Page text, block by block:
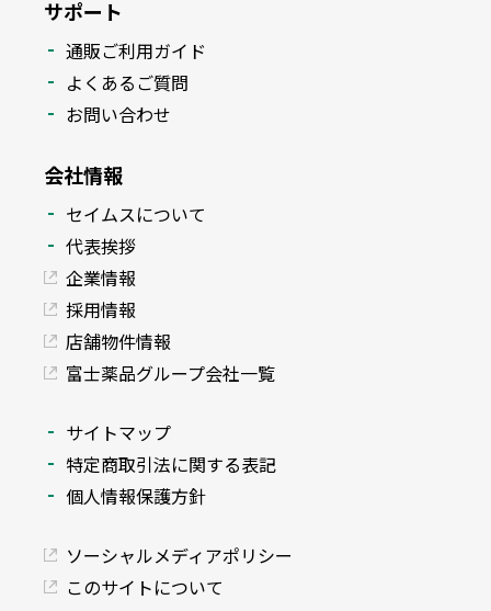
サポート
通販ご利用ガイド
よくあるご質問
お問い合わせ
会社情報
セイムスについて
代表挨拶
企業情報
採用情報
店舗物件情報
富士薬品グループ会社一覧
サイトマップ
特定商取引法に関する表記
個人情報保護方針
ソーシャルメディアポリシー
このサイトについて